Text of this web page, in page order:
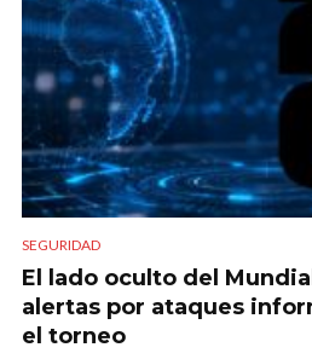
SEGURIDAD
El lado oculto del
alertas por ataques
el torneo